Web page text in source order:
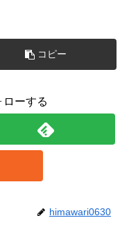
コピー
ーする
himawari0630